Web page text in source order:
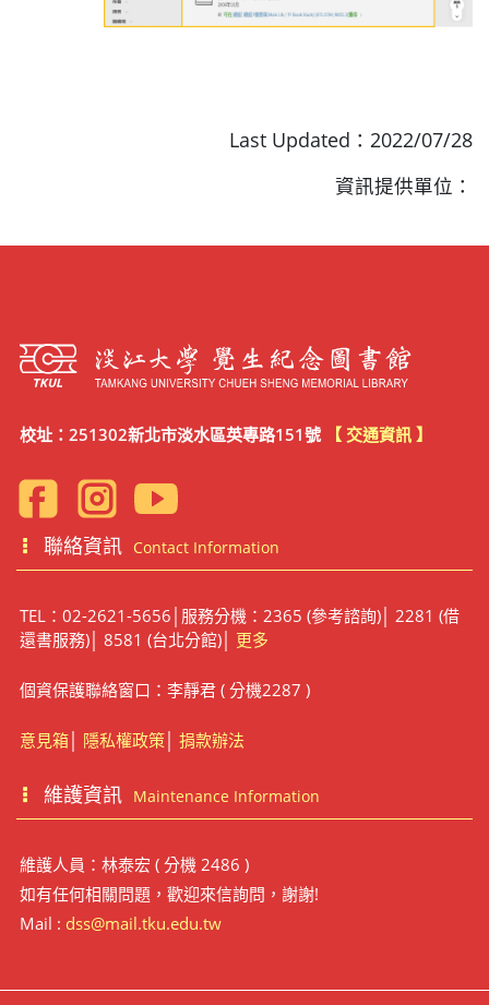
Last Updated：2022/07/28
資訊提供單位：
校址：251302新北市淡水區英專路151號 【 交通資訊 】
聯絡資訊 Contact Information
TEL：02-2621-5656│服務分機：2365 (參考諮詢)│ 2281 (借
還書服務)│ 8581 (台北分館)│ 更多
個資保護聯絡窗口：李靜君 ( 分機2287 )
意見箱│ 隱私權政策│ 捐款辦法
維護資訊 Maintenance Information
維護人員：林泰宏 ( 分機 2486 )
如有任何相關問題，歡迎來信詢問，謝謝!
Mail : dss@mail.tku.edu.tw